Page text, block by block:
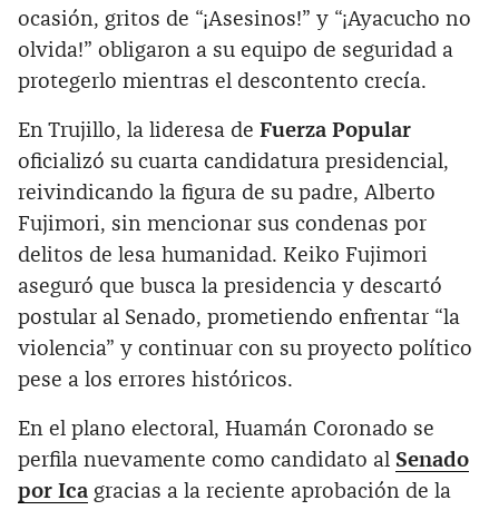
ocasión, gritos de “¡Asesinos!” y “¡Ayacucho no
olvida!” obligaron a su equipo de seguridad a
protegerlo mientras el descontento crecía.
En Trujillo, la lideresa de Fuerza Popular
oficializó su cuarta candidatura presidencial,
reivindicando la figura de su padre, Alberto
Fujimori, sin mencionar sus condenas por
delitos de lesa humanidad. Keiko Fujimori
aseguró que busca la presidencia y descartó
postular al Senado, prometiendo enfrentar “la
violencia” y continuar con su proyecto político
pese a los errores históricos.
En el plano electoral, Huamán Coronado se
perfila nuevamente como candidato al Senado
por Ica gracias a la reciente aprobación de la